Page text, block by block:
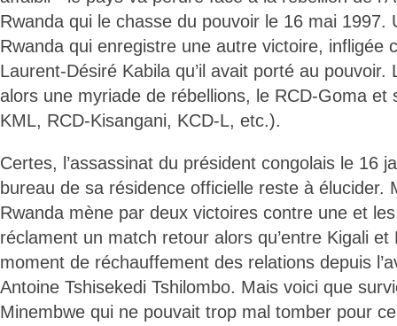
Rwanda qui le chasse du pouvoir le 16 mai 1997.
Rwanda qui enregistre une autre victoire, infligée
Laurent-Désiré Kabila qu’il avait porté au pouvoir.
alors une myriade de rébellions, le RCD-Goma et
KML, RCD-Kisangani, KCD-L, etc.).
Certes, l’assassinat du président congolais le 16
bureau de sa résidence officielle reste à élucider.
Rwanda mène par deux victoires contre une et
réclament un match retour alors qu’entre Kigali
moment de réchauffement des relations depuis
Antoine Tshisekedi Tshilombo. Mais voici que
Minembwe qui ne pouvait trop mal tomber pour